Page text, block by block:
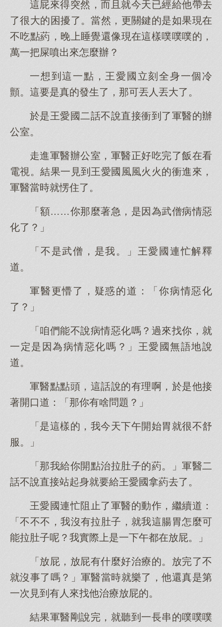
這屁來得突然，而且就今天已經給他帶去
了很大的困擾了。當然，更關鍵的是如果現在
不吃點葯，晚上睡覺還像現在這樣噗噗噗的，
萬一把屎噴出來怎麼辦？
一想到這一點，王愛國立刻全身一個冷
顫。這要是真的發生了，那可丟人丟大了。
於是王愛國二話不說直接衝到了軍醫的辦
公室。
走進軍醫辦公室，軍醫正好吃完了飯在看
電視。結果一見到王愛國風風火火的衝進來，
軍醫當時就愣住了。
「額……你那麼著急，是因為武僧病情惡
化了？」
「不是武僧，是我。」王愛國連忙解釋
道。
軍醫更懵了，疑惑的道：「你病情惡化
了？」
「咱們能不說病情惡化嗎？過來找你，就
一定是因為病情惡化嗎？」王愛國無語地說
道。
軍醫點點頭，這話說的有理啊，於是他接
著開口道：「那你有啥問題？」
「是這樣的，我今天下午開始胃就很不舒
服。」
「那我給你開點治拉肚子的葯。」軍醫二
話不說直接站起身就要給王愛國拿葯去了。
王愛國連忙阻止了軍醫的動作，繼續道：
「不不不，我沒有拉肚子，就我這腸胃怎麼可
能拉肚子呢？我實際上是一下午都在放屁。」
「放屁，放屁有什麼好治療的。放完了不
就沒事了嗎？」軍醫當時就樂了，他還真是第
一次見到有人來找他治療放屁的。
結果軍醫剛說完，就聽到一長串的噗噗噗